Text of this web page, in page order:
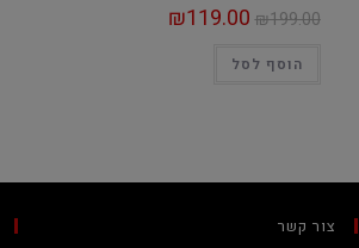
₪199.00
₪119.00
הוסף לסל
צור קשר